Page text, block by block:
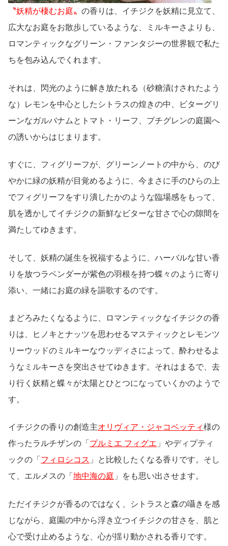
〝妖精が棲むお庭〟 の香りは、イチジクを妖精に見立て、
広大なお庭をお散歩しているような、ミルキーさよりも、
ロマンティックなグリーン・ファンタジーの世界観で私た
ちを包み込んでくれます。
それは、閃光のように解き放たれる（砂糖漬けされたよう
な）レモンを中心としたシトラスの煌きの中、ビターグリ
ーンなガルバナムとトマト・リーフ、プチグレンの庭園へ
の誘いからはじまります。
すぐに、フィグリーフが、グリーンノートの中から、のび
やかに緑の妖精が目覚めるように、今まさに手のひらの上
でフィグリーフをすり潰したかのような臨場感をもって、
肌を透かしてイチジクの新鮮なビターな甘さで心の隙間を
満たしてゆきます。
そして、妖精の誕生を祝福するように、ハーバルな甘い香
りを放つラベンダーが紫色の羽根を持つ蝶々のように寄り
添い、一緒にお庭の緑を謳歌するのです。
まどろみたくなるように、ロマンティックなイチジクの香
りは、ヒノキとナッツを思わせるマスティックとレモンツ
リーウッドのミルキーなウッディさによって、酔わせるよ
うなミルキーさを突出させてゆきます。それはまるで、去
り行く妖精と蝶々が太陽とひとつになっていくかのようで
す。
イチジクの香りの創造主オリヴィア・ジャコベッティ様の
作ったラルチザンの「 プルミエ フィグエ 」やディプティ
ックの「 フィロシコス 」と比較したくなる香りです。そし
て、エルメスの「 地中海の庭 」をも思い出させます。
ただイチジクが香るのではなく、シトラスと森の囁きを感
じながら、庭園の中から浮き立つイチジクの甘さを、肌と
心で受け止めるような、心が揺り動かされる香りです。